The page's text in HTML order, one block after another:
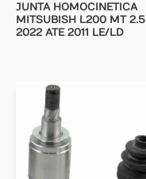
JUNTA HOMOCINETICA
MITSUBISH L200 MT 2.5
2022 ATE 2011 LE/LD